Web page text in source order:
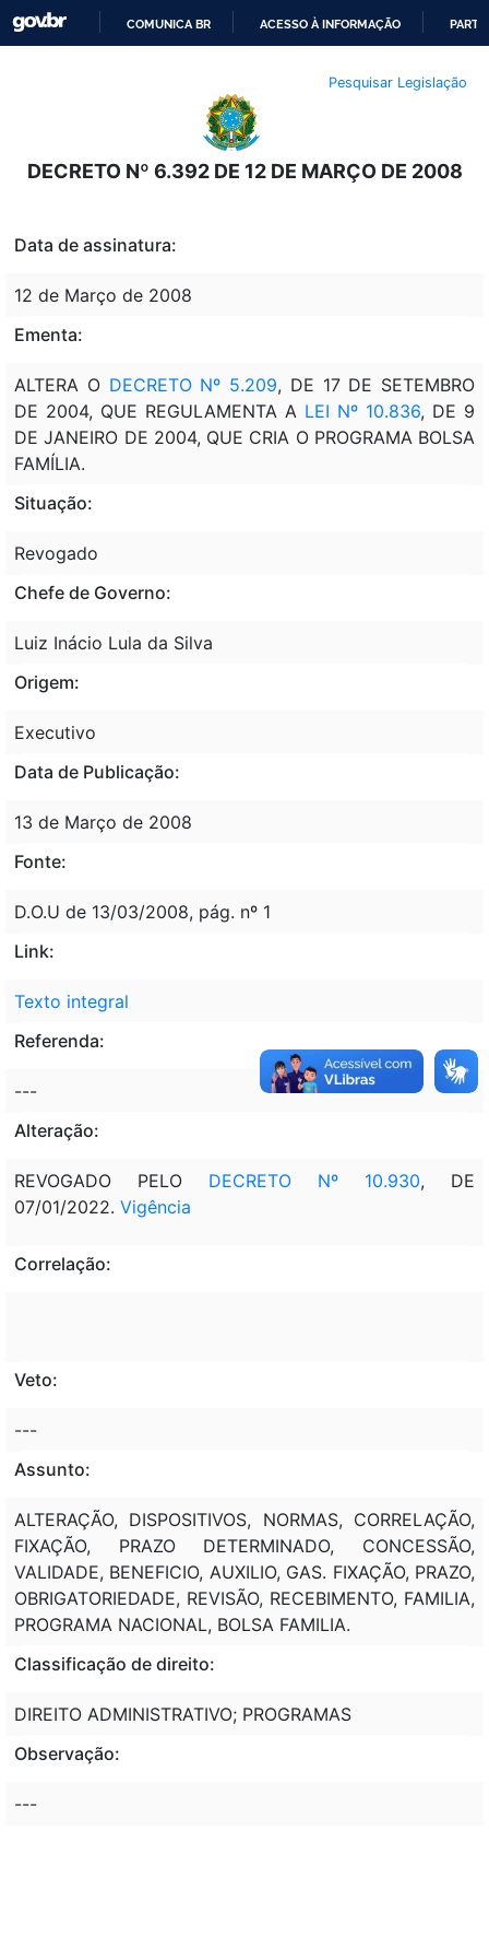
O
CONTEÚDO
COMUNICA BR ACESSO À INFORMAÇÃO
Pesquisar Legislação
DECRETO Nº 6.392 DE 12 DE MARÇO DE 2008
Data de assinatura:
12 de Março de 2008
Ementa:
ALTERA O DECRETO Nº 5.209, DE 17 DE SETEMBRO
DE 2004, QUE REGULAMENTA A LEI Nº 10.836, DE 9
DE JANEIRO DE 2004, QUE CRIA O PROGRAMA BOLSA
FAMÍLIA.
Situação:
Revogado
Chefe de Governo:
Luiz Inácio Lula da Silva
Origem:
Executivo
Data de Publicação:
13 de Março de 2008
Fonte:
D.O.U de 13/03/2008, pág. nº 1
Link:
Texto integral
Referenda:
---
Alteração:
REVOGADO PELO DECRETO Nº 10.930, DE
07/01/2022. Vigência
Correlação:
Veto:
---
Assunto:
ALTERAÇÃO, DISPOSITIVOS, NORMAS, CORRELAÇÃO,
FIXAÇÃO, PRAZO DETERMINADO, CONCESSÃO,
VALIDADE, BENEFICIO, AUXILIO, GAS. FIXAÇÃO, PRAZO,
OBRIGATORIEDADE, REVISÃO, RECEBIMENTO, FAMILIA,
PROGRAMA NACIONAL, BOLSA FAMILIA.
Classificação de direito:
DIREITO ADMINISTRATIVO; PROGRAMAS
Observação:
---